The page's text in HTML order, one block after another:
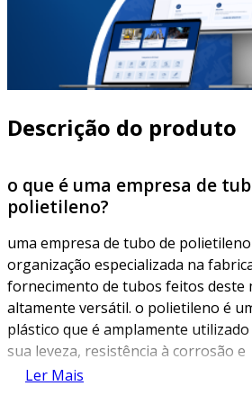
Descrição do produto
o que é uma empresa de
polietileno?
uma empresa de tubo de
organização especializada na
fornecimento de tubos feitos deste
altamente versátil. o polietileno é
plástico que é amplamente utilizado
sua leveza, resistência à corrosão e
flexibilidade. esses tubos são
Ler Mais